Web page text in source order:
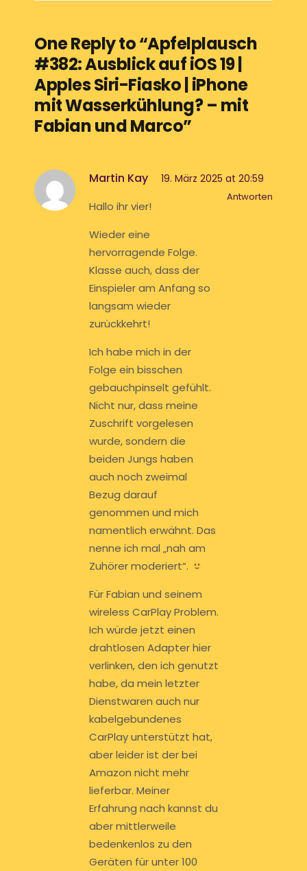
One Reply to “Apfelplausch
#382: Ausblick auf iOS 19 |
Apples Siri-Fiasko | iPhone
mit Wasserkühlung? – mit
Fabian und Marco”
Martin Kay 19. März 2025 at 20:59
Antworten
Hallo ihr vier!
Wieder eine
hervorragende Folge.
Klasse auch, dass der
Einspieler am Anfang so
langsam wieder
zurückkehrt!
Ich habe mich in der
Folge ein bisschen
gebauchpinselt gefühlt.
Nicht nur, dass meine
Zuschrift vorgelesen
wurde, sondern die
beiden Jungs haben
auch noch zweimal
Bezug darauf
genommen und mich
namentlich erwähnt. Das
nenne ich mal „nah am
Zuhörer moderiert“.
Für Fabian und seinem
wireless CarPlay Problem.
Ich würde jetzt einen
drahtlosen Adapter hier
verlinken, den ich genutzt
habe, da mein letzter
Dienstwaren auch nur
kabelgebundenes
CarPlay unterstützt hat,
aber leider ist der bei
Amazon nicht mehr
lieferbar. Meiner
Erfahrung nach kannst du
aber mittlerweile
bedenkenlos zu den
Geräten für unter 100